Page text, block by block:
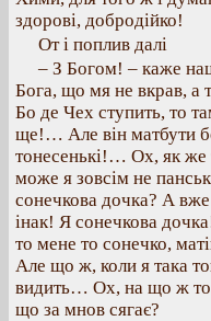
здорові, добродійко!
От і поплив далі
– З Богом! – каже
Бога, що мя не вкрав, а
Бо де Чех ступить, то
ще!… Але він матбути
тонесенькі!… Ох, як
може я зовсім не
сонечкова дочка? А
інак! Я сонечкова
то мене то сонечко,
Але що ж, коли я така
видить… Ох, на що ж то
що за мнов сягає?